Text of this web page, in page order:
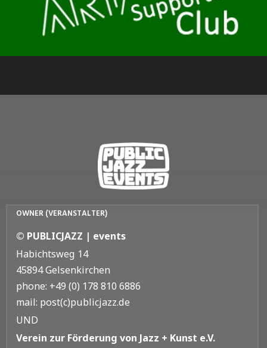
OWNER (VERANSTALTER)
© PUBLICJAZZ | events
Habichtsweg 14
45894 Gelsenkirchen
phone: +49 (0) 178 810 6886
mail: post(c)publicjazz.de
UND
Verein zur Förderung von Jazz + Kunst e.V.